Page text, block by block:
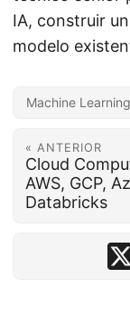
IA, construir
modelo
Machine Learning
« ANTERIOR
Cloud
AWS, GCP,
Databricks